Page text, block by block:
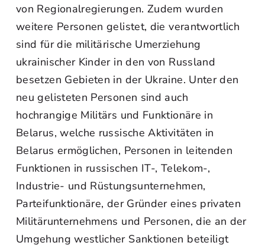
von Regionalregierungen. Zudem wurden
weitere Personen gelistet, die verantwortlich
sind für die militärische Umerziehung
ukrainischer Kinder in den von Russland
besetzen Gebieten in der Ukraine. Unter den
neu gelisteten Personen sind auch
hochrangige Militärs und Funktionäre in
Belarus, welche russische Aktivitäten in
Belarus ermöglichen, Personen in leitenden
Funktionen in russischen IT-, Telekom-,
Industrie- und Rüstungsunternehmen,
Parteifunktionäre, der Gründer eines privaten
Militärunternehmens und Personen, die an der
Umgehung westlicher Sanktionen beteiligt